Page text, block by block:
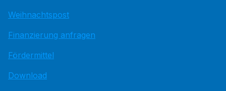
Weihnachtspost
Finanzierung anfragen
Fördermittel
Download